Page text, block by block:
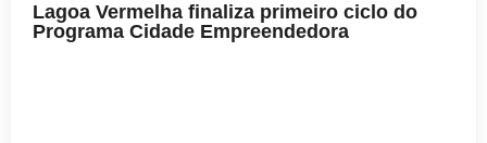
Lagoa Vermelha finaliza primeiro ciclo do
Programa Cidade Empreendedora